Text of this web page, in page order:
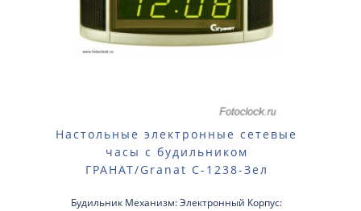
Настольные электронные сетевые
часы с будильником
ГРАНАТ/Granat С-1238-Зел
Будильник Механизм: Электронный Корпус: